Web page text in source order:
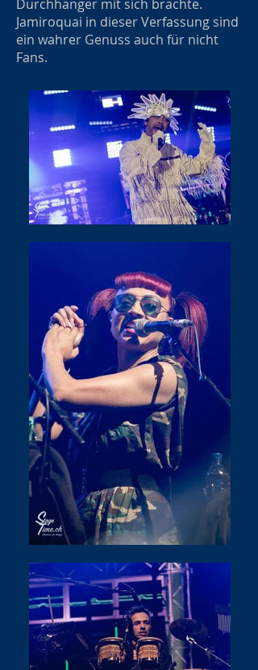
Durchhänger mit sich brachte.
Jamiroquai in dieser Verfassung sind
ein wahrer Genuss auch für nicht
Fans.